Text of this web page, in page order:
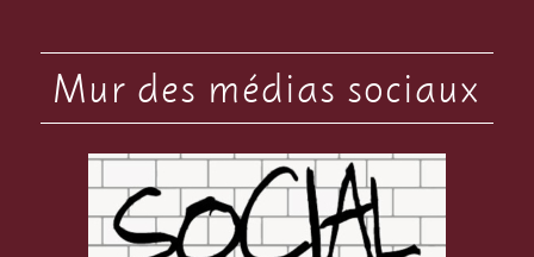
Mur des médias sociaux